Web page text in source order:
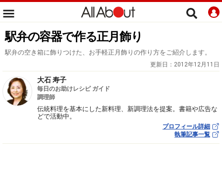
駅弁の容器で作る正月飾り
駅弁の空き箱に飾りつけた、お手軽正月飾りの作り方をご紹介します。
更新日： 2012年12月11日
大石 寿子
毎日のお助けレシピ ガイド
調理師
伝統料理を基本にした新料理、新調理法を提案。書籍や広告な
どで活動中。
プロフィール詳細
執筆記事一覧